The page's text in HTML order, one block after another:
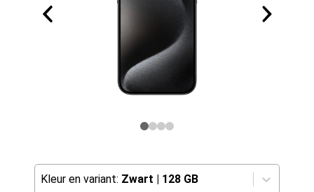
Kleur en variant: Zwart | 128 GB